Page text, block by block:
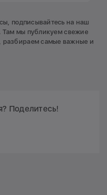
подписывайтесь на наш
. Там мы публикуем свежие
разбираем самые важные и
Поделитесь!